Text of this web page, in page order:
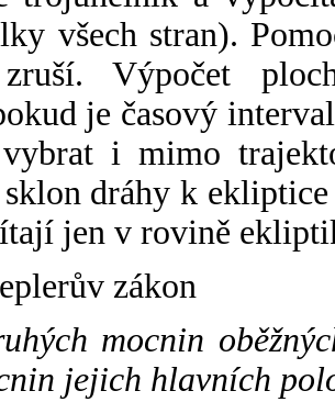
všech stran).
Výpočet
je časový
i mimo
sklon dráhy k
jen v rovině
zákon
mocnin
jejich hlavních